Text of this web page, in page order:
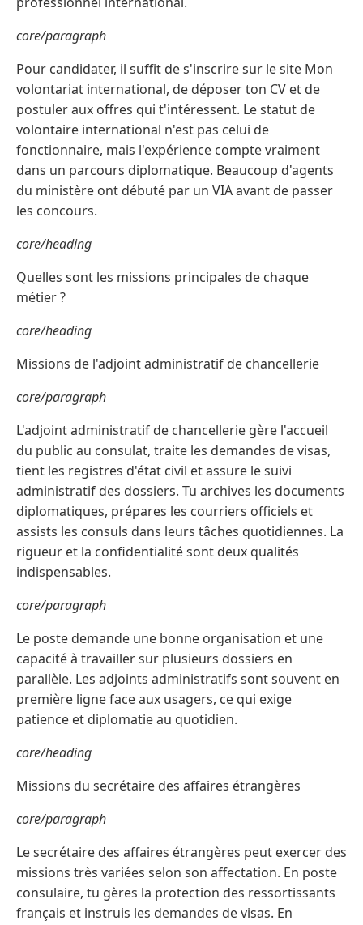
core/paragraph
Pour candidater, il suffit de s'inscrire sur le site Mon
volontariat international, de déposer ton CV et de
postuler aux offres qui t'intéressent. Le statut de
volontaire international n'est pas celui de
fonctionnaire, mais l'expérience compte vraiment
dans un parcours diplomatique. Beaucoup d'agents
du ministère ont débuté par un VIA avant de passer
les concours.
core/heading
Quelles sont les missions principales de chaque
métier ?
core/heading
Missions de l'adjoint administratif de chancellerie
core/paragraph
L'adjoint administratif de chancellerie gère l'accueil
du public au consulat, traite les demandes de visas,
tient les registres d'état civil et assure le suivi
administratif des dossiers. Tu archives les documents
diplomatiques, prépares les courriers officiels et
assists les consuls dans leurs tâches quotidiennes. La
rigueur et la confidentialité sont deux qualités
indispensables.
core/paragraph
Le poste demande une bonne organisation et une
capacité à travailler sur plusieurs dossiers en
parallèle. Les adjoints administratifs sont souvent en
première ligne face aux usagers, ce qui exige
patience et diplomatie au quotidien.
core/heading
Missions du secrétaire des affaires étrangères
core/paragraph
Le secrétaire des affaires étrangères peut exercer des
missions très variées selon son affectation. En poste
consulaire, tu gères la protection des ressortissants
français et instruis les demandes de visas. En